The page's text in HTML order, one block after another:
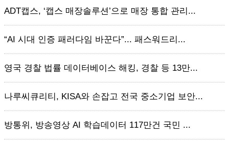
ADT캡스, ‘캡스 매장솔루션’으로 매장 통합 관리...
“AI 시대 인증 패러다임 바꾼다”... 패스워드리...
영국 경찰 법률 데이터베이스 해킹, 경찰 등 13만...
나루씨큐리티, KISA와 손잡고 전국 중소기업 보안...
방통위, 방송영상 AI 학습데이터 117만건 국민 ...